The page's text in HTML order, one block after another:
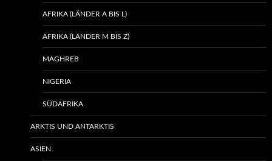
AFRIKA (LÄNDER A BIS L)
AFRIKA (LÄNDER M BIS Z)
MAGHREB
NIGERIA
SÜDAFRIKA
ARKTIS UND ANTARKTIS
ASIEN